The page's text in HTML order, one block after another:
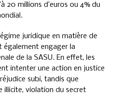
20 millions d’euros ou 4% du
juridique en matière de
engager la
de la SASU. En effet, les
intenter une action en justice
subi, tandis que
illicite, violation du secret